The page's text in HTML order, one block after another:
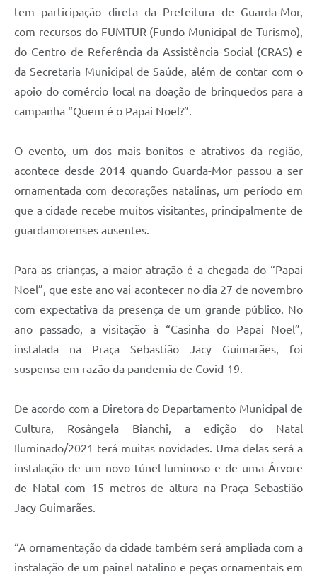
tem participação direta da Prefeitura de Guarda-Mor,
com recursos do FUMTUR (Fundo Municipal de Turismo),
do Centro de Referência da Assistência Social (CRAS) e
da Secretaria Municipal de Saúde, além de contar com o
apoio do comércio local na doação de brinquedos para a
campanha “Quem é o Papai Noel?”.
O evento, um dos mais bonitos e atrativos da região,
acontece desde 2014 quando Guarda-Mor passou a ser
ornamentada com decorações natalinas, um período em
que a cidade recebe muitos visitantes, principalmente de
guardamorenses ausentes.
Para as crianças, a maior atração é a chegada do “Papai
Noel”, que este ano vai acontecer no dia 27 de novembro
com expectativa da presença de um grande público. No
ano passado, a visitação à “Casinha do Papai Noel”,
instalada na Praça Sebastião Jacy Guimarães, foi
suspensa em razão da pandemia de Covid-19.
De acordo com a Diretora do Departamento Municipal de
Cultura, Rosângela Bianchi, a edição do Natal
Iluminado/2021 terá muitas novidades. Uma delas será a
instalação de um novo túnel luminoso e de uma Árvore
de Natal com 15 metros de altura na Praça Sebastião
Jacy Guimarães.
“A ornamentação da cidade também será ampliada com a
instalação de um painel natalino e peças ornamentais em